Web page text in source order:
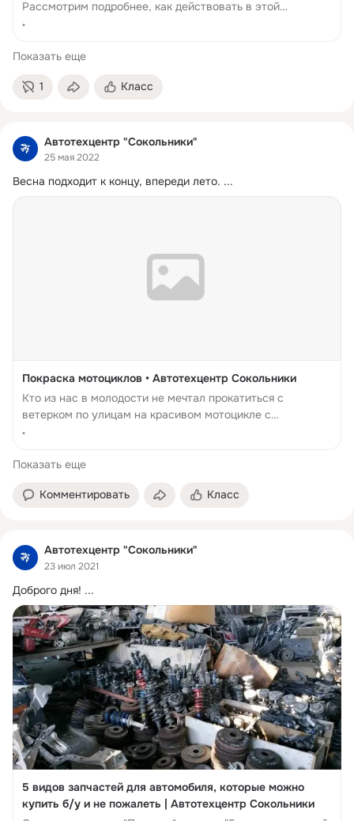
Рассмотрим подробнее, как действовать в этой
ситуации, а также как ее избежать. Особенно это
•
Показать еще
1 Класс
Автотехцентр "Сокольники"
25 мая 2022
Весна подходит к концу, впереди лето. ...
Покраска мотоциклов • Автотехцентр Сокольники
Кто из нас в молодости не мечтал прокатиться с
ветерком по улицам на красивом мотоцикле с
блестящими хромированными деталями. На каждого
восхищением и лю...
•
Показать еще
Комментировать Класс
Автотехцентр "Сокольники"
23 июл 2021
Доброго дня! ...
5 видов запчастей для автомобиля, которые можно
купить б/у и не пожалеть | Автотехцентр Сокольники